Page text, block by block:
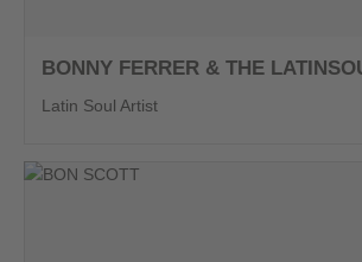
BONNY FERRER & THE
Latin Soul Artist